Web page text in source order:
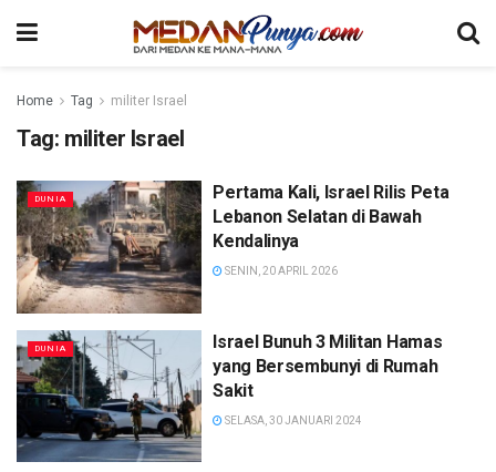
Home Tag militer Israel
Tag: militer Israel
DUNIA
Pertama Kali, Israel Rilis Peta
Lebanon Selatan di Bawah
Kendalinya
SENIN, 20 APRIL 2026
DUNIA
Israel Bunuh 3 Militan Hamas
yang Bersembunyi di Rumah
Sakit
SELASA, 30 JANUARI 2024